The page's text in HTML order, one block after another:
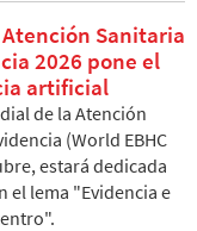
Sanitaria
2026 pone el
artificial
de la Atención
(World EBHC
estará dedicada
el lema "Evidencia e